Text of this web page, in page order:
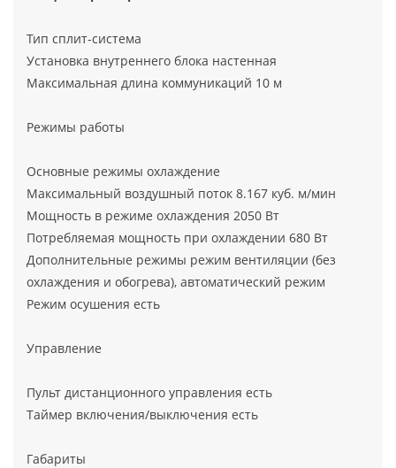
Тип сплит-система
Установка внутреннего блока настенная
Максимальная длина коммуникаций 10 м
Режимы работы
Основные режимы охлаждение
Максимальный воздушный поток 8.167 куб. м/мин
Мощность в режиме охлаждения 2050 Вт
Потребляемая мощность при охлаждении 680 Вт
Дополнительные режимы режим вентиляции (без
охлаждения и обогрева), автоматический режим
Режим осушения есть
Управление
Пульт дистанционного управления есть
Таймер включения/выключения есть
Габариты